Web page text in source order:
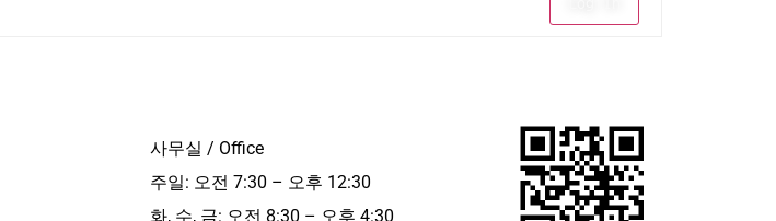
사무실 / Office
주일: 오전 7:30 – 오후 12:30
화, 수, 금: 오전 8:30 – 오후 4:30